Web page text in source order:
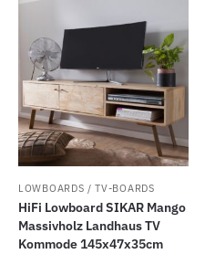
LOWBOARDS / TV-BOARDS
HiFi Lowboard SIKAR Mango
Massivholz Landhaus TV
Kommode 145x47x35cm